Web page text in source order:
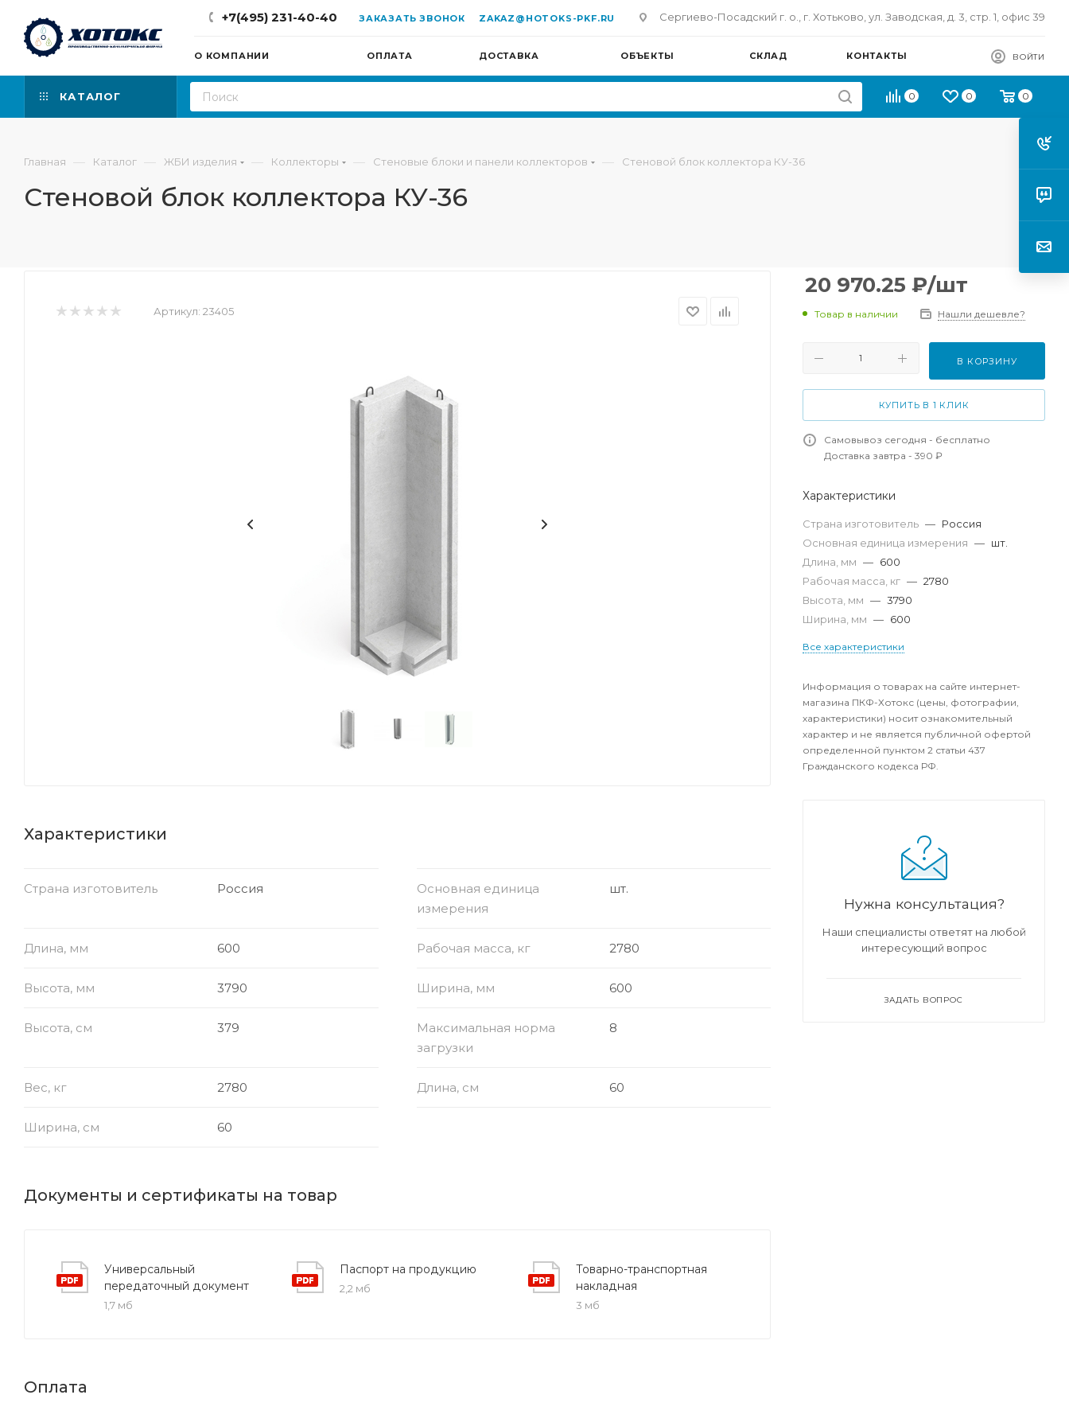
+7(495) 231-40-40 ЗАКАЗАТЬ ЗВОНОК ZAKAZ@HOTOKS-PKF.RU Сергиево-Посадский г. о., г. Хотьково, ул. Заводская, д. 3, стр. 1, офис 39
О КОМПАНИИ ОПЛАТА ДОСТАВКА ОБЪЕКТЫ СКЛАД КОНТАКТЫ ВОЙТИ
КАТАЛОГ 0 0 0
Главная — Каталог — ЖБИ изделия — Коллекторы — Стеновые блоки и панели коллекторов — Стеновой блок коллектора КУ-36
Стеновой блок коллектора КУ-36
Артикул: 23405
Характеристики
Страна изготовитель Россия
Основная единица
измерения
шт.
Длина, мм 600 Рабочая масса, кг 2780
Высота, мм 3790 Ширина, мм 600
Высота, см 379
Максимальная норма
загрузки
8
Вес, кг 2780 Длина, см 60
Ширина, см 60
Документы и сертификаты на товар
Универсальный
передаточный документ
1,7 мб
Паспорт на продукцию
2,2 мб
Товарно-транспортная
накладная
3 мб
Оплата
20 970.25 ₽/шт
Товар в наличии Нашли дешевле?
В КОРЗИНУ
КУПИТЬ В 1 КЛИК
Самовывоз сегодня - бесплатно
Доставка завтра - 390 ₽
Характеристики
Страна изготовитель — Россия
Основная единица измерения — шт.
Длина, мм — 600
Рабочая масса, кг — 2780
Высота, мм — 3790
Ширина, мм — 600
Все характеристики
Информация о товарах на сайте интернет-
магазина ПКФ-Хотокс (цены, фотографии,
характеристики) носит ознакомительный
характер и не является публичной офертой
определенной пунктом 2 статьи 437
Гражданского кодекса РФ.
Нужна консультация?
Наши специалисты ответят на любой
интересующий вопрос
ЗАДАТЬ ВОПРОС